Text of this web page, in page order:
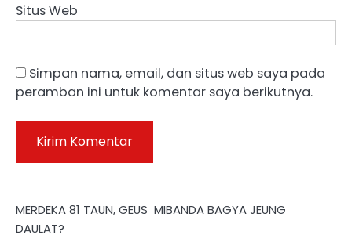
Situs Web
Simpan nama, email, dan situs web saya pada
peramban ini untuk komentar saya berikutnya.
MERDEKA 81 TAUN, GEUS MIBANDA BAGYA JEUNG
DAULAT?